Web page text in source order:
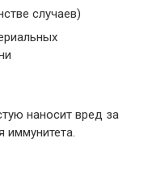
случаев)
наносит вред за
иммунитета.